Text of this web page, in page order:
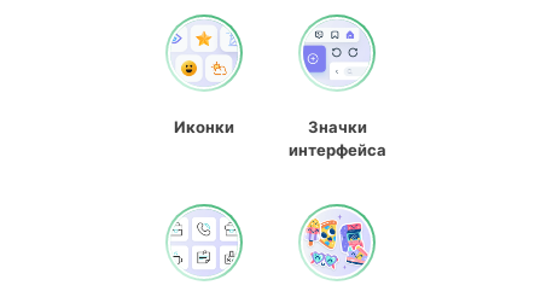
Иконки
Значки
интерфейса